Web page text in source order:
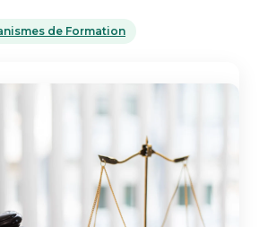
de Formation